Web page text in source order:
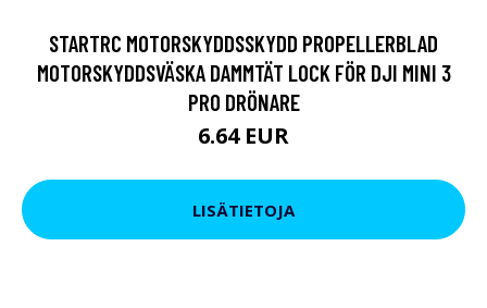
STARTRC MOTORSKYDDSSKYDD PROPELLERBLAD
MOTORSKYDDSVÄSKA DAMMTÄT LOCK FÖR DJI MINI 3
PRO DRÖNARE
6.64 EUR
LISÄTIETOJA